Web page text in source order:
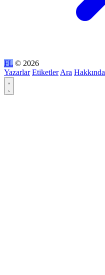
FL © 2026
Yazarlar Etiketler Ara Hakkında